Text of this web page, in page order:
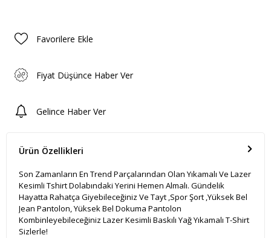
Favorilere Ekle
Fiyat Düşünce Haber Ver
Gelince Haber Ver
Ürün Özellikleri
Son Zamanların En Trend Parçalarından Olan Yıkamalı Ve Lazer
Kesimli Tshirt Dolabındaki Yerini Hemen Almalı. Gündelik
Hayatta Rahatça Giyebileceğiniz Ve Tayt ,Spor Şort ,Yüksek Bel
Jean Pantolon, Yüksek Bel Dokuma Pantolon
Kombinleyebileceğiniz Lazer Kesimli Baskılı Yağ Yıkamalı T-Shirt
Sizlerle!